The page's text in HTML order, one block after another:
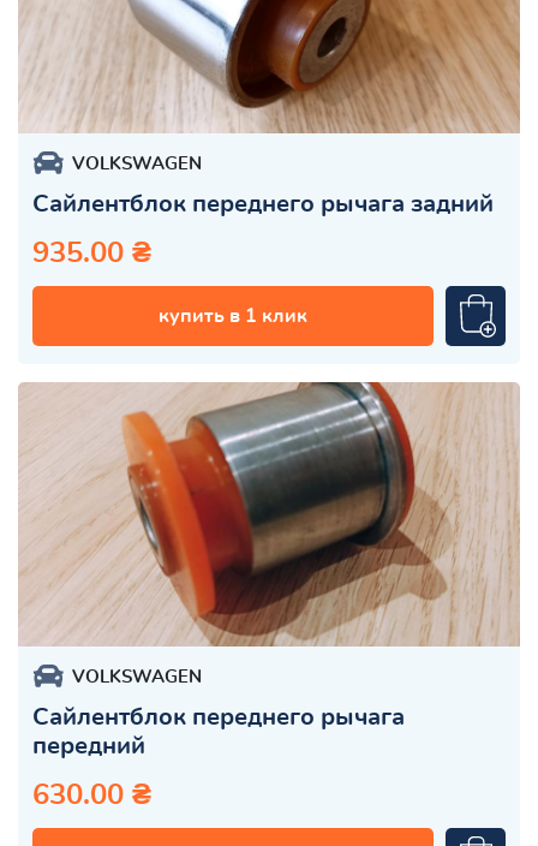
VOLKSWAGEN
Сайлентблок переднего рычага задний
935.00 ₴
купить в 1 клик
VOLKSWAGEN
Сайлентблок переднего рычага
передний
630.00 ₴